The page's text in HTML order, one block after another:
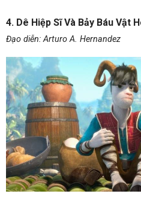
4. Dê Hiệp Sĩ Và Bảy Báu Vật
Đạo diễn: Arturo A. Hernandez